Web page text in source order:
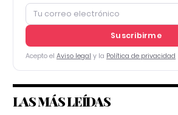
Suscribirme
Acepto el Aviso legal y la Política de privacidad
LAS MÁS LEÍDAS